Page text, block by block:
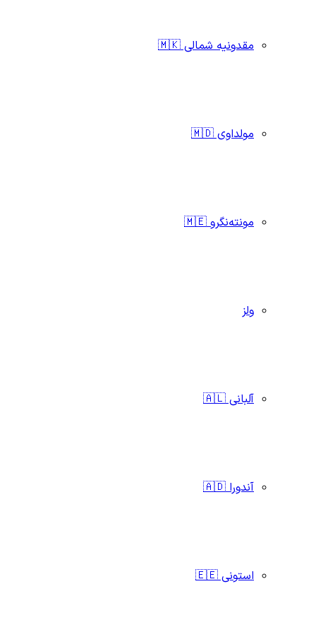
مقدونیه شمالی 🇲🇰
مولداوی 🇲🇩
مونته‌نگرو 🇲🇪
ولز
آلبانی 🇦🇱
آندورا 🇦🇩
استونی 🇪🇪